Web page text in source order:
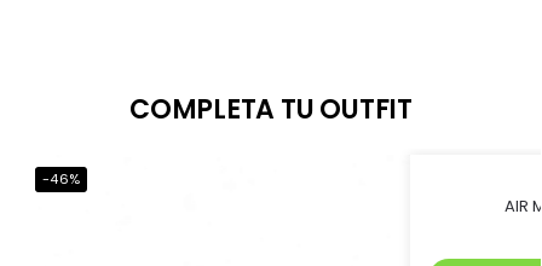
COMPLETA TU OUTFIT
-46%
AIR